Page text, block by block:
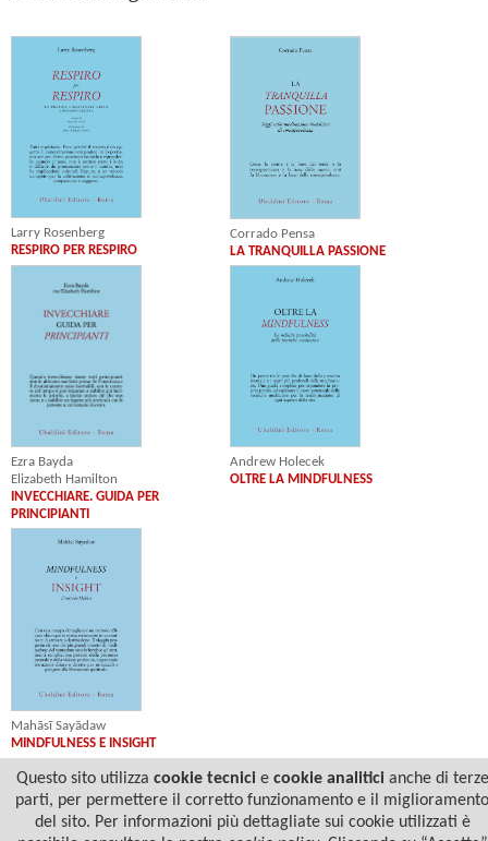
Larry Rosenberg
RESPIRO PER RESPIRO
Corrado Pensa
LA TRANQUILLA PASSIONE
Ezra Bayda
Elizabeth Hamilton
INVECCHIARE. GUIDA PER
PRINCIPIANTI
Andrew Holecek
OLTRE LA MINDFULNESS
Mahāsī Sayādaw
MINDFULNESS E INSIGHT
Questo sito utilizza cookie tecnicie cookie analiticianche di terze
parti, per permettere il corretto funzionamento e il miglioramento
del sito. Per informazioni più dettagliate sui cookie utilizzati è